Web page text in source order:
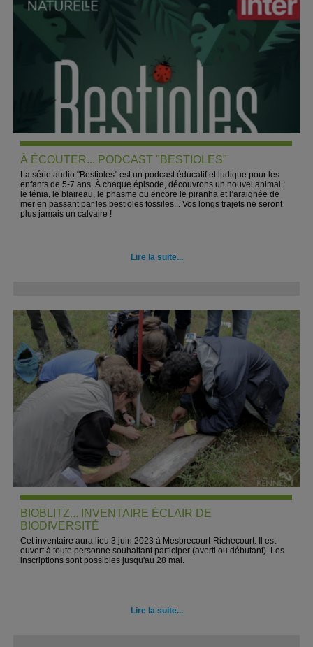
À ÉCOUTER... PODCAST "BESTIOLES"
La série audio "Bestioles" est un podcast éducatif et ludique pour les
enfants de 5-7 ans. À chaque épisode, découvrons un nouvel animal :
le ténia, le blaireau, le phasme ou encore le piranha et l’araignée de
mer en passant par les bestioles fossiles... Vos longs trajets ne seront
plus jamais un calvaire !
Lire la suite...
BIOBLITZ... INVENTAIRE ÉCLAIR DE
BIODIVERSITÉ
Cet inventaire aura lieu3 juin 2023à Mesbrecourt-Richecourt. Il
est
ouvert à toute personne souhaitant participer (averti ou débutant). Les
inscriptions sont possibles jusqu'au 28 mai.
Lire la suite...